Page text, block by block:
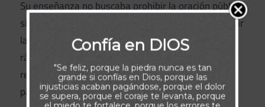
Su enseñanza no buscaba prohibir la oración pública,
sino advertir contra la hipocresía de orar para recibir
la aprobación de los demás. Tal vez pensamos
rápidamente que jamás haríamos algo así, pero la
realidad es que orar en grupo puede resultar difícil
para muchos de nosotros.
Confía en DIOS
"Se feliz, porque la piedra nunca es tan
grande si confías en Dios, porque las
injusticias acaban pagándose, porque el dolor
se supera, porque el coraje te levanta, porque